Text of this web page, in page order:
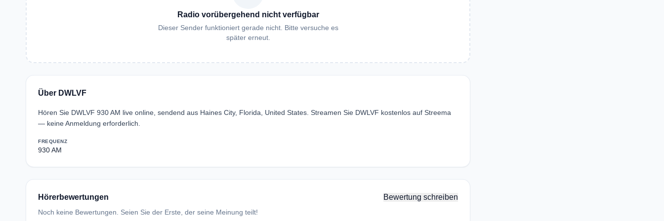
Radio vorübergehend nicht verfügbar
Dieser Sender funktioniert gerade nicht. Bitte versuche es
später erneut.
Über DWLVF
Hören Sie DWLVF 930 AM live online, sendend aus Haines City, Florida, United States. Streamen Sie DWLVF kostenlos auf Streema
— keine Anmeldung erforderlich.
FREQUENZ
930 AM
Hörerbewertungen Bewertung schreiben
Noch keine Bewertungen. Seien Sie der Erste, der seine Meinung teilt!